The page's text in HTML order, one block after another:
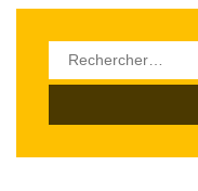
Rechercher :